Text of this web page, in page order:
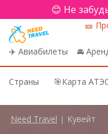
😊 Не
✈️ Авиабилеты 🚘
🎫
Страны 🎯Карта
Need Travel | Кувейт